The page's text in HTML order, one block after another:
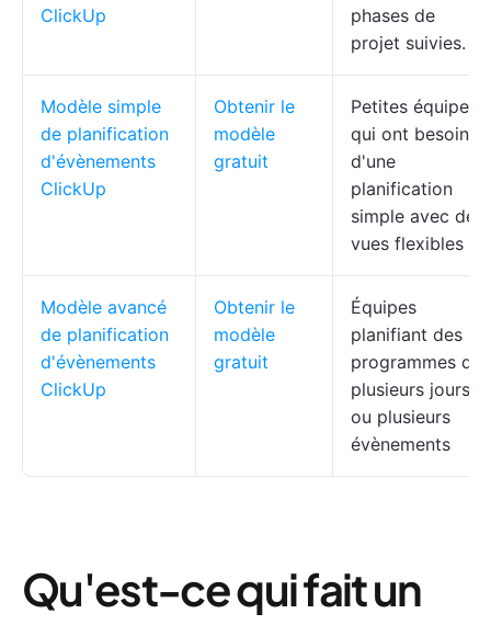
ClickUp
phases de
projet suivies.
Modèle simple
de planification
d'évènements
ClickUp
Obtenir le
modèle
gratuit
Petites équipes
qui ont besoin
d'une
planification
simple avec des
vues flexibles
Modèle avancé
de planification
d'évènements
ClickUp
Obtenir le
modèle
gratuit
Équipes
planifiant des
programmes de
plusieurs jours
ou plusieurs
évènements
Qu'est-ce qui fait un